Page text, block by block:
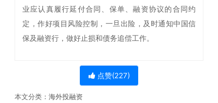
业应认真履行延付合同、保单、融资协议的合同约
定，作好项目风险控制，一旦出险，及时通知中国信
保及融资行，做好止损和债务追偿工作。
点赞(227)
本文分类： 海外投融资